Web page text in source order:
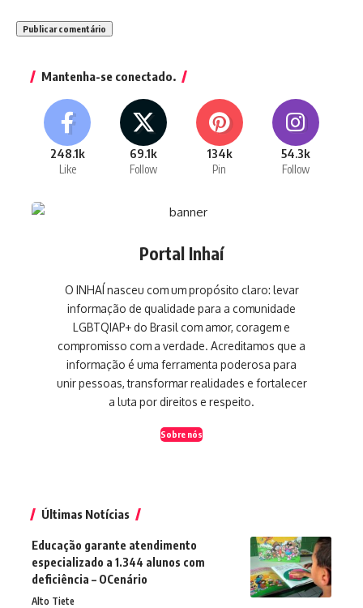
Mantenha-se conectado.
248.1k
Like
69.1k
Follow
134k
Pin
54.3k
Follow
Portal Inhaí
O INHAÍ nasceu com um propósito claro: levar
informação de qualidade para a comunidade
LGBTQIAP+ do Brasil com amor, coragem e
compromisso com a verdade. Acreditamos que a
informação é uma ferramenta poderosa para
unir pessoas, transformar realidades e fortalecer
a luta por direitos e respeito.
Sobre nós
Últimas Notícias
Educação garante atendimento
especializado a 1.344 alunos com
deficiência – OCenário
Alto Tiete